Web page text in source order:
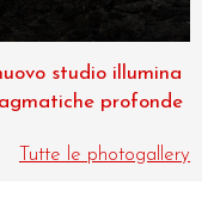
dell’Università di
Tutte le photogallery